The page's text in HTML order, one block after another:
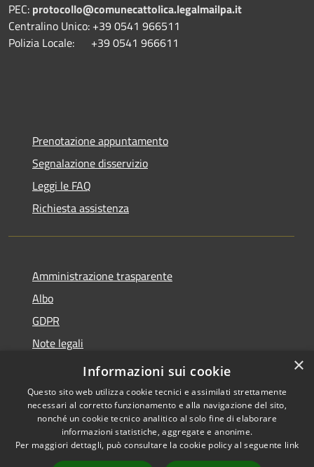
PEC: protocollo@comunecattolica.legalmailpa.it
Centralino Unico: +39 0541 966511
Polizia Locale: +39 0541 966611
Prenotazione appuntamento
Segnalazione disservizio
Leggi le FAQ
Richiesta assistenza
Amministrazione trasparente
Albo
GDPR
Note legali
Dichiarazione di accessibilità
Accessibilità
Copyright © 2026 • Comune di
Cattolica • Powered by
×
Informazioni sui cookie
Questo sito web utilizza cookie tecnici e assimilati strettamente
necessari al corretto funzionamento e alla navigazione del sito,
nonché un cookie tecnico analitico al solo fine di elaborare
informazioni statistiche, aggregate e anonime.
Per maggiori dettagli, può consultare la cookie policy al seguente link